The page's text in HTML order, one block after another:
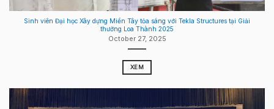
Sinh viên Đại học Xây dựng Miền Tây tỏa sáng với Tekla Structures tại Giải
thưởng Loa Thành 2025
October 27, 2025
XEM